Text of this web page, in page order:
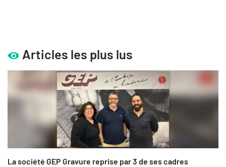
Articles les plus lus
La société GEP Gravure reprise par 3 de ses cadres